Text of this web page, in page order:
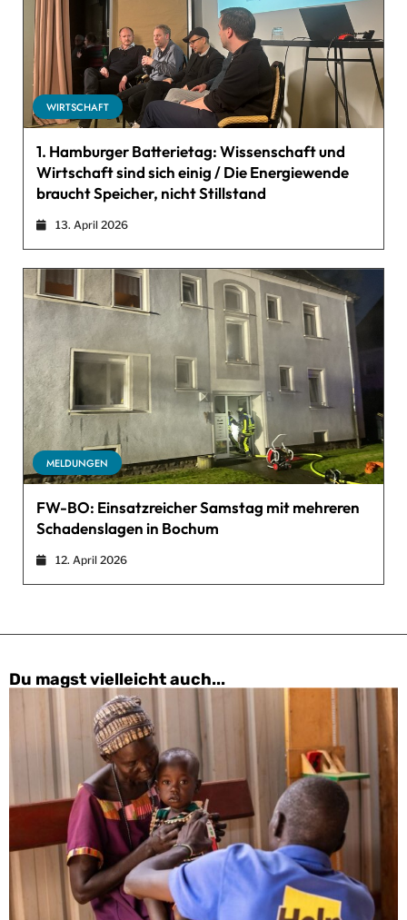
WIRTSCHAFT
1. Hamburger Batterietag: Wissenschaft und
Wirtschaft sind sich einig / Die Energiewende
braucht Speicher, nicht Stillstand
13. April 2026
MELDUNGEN
FW-BO: Einsatzreicher Samstag mit mehreren
Schadenslagen in Bochum
12. April 2026
Du magst vielleicht auch...